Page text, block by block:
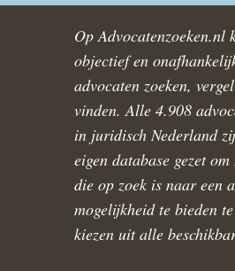
Op Advocatenzoeken.nl
objectief en
advocaten zoeken,
vinden. Alle 4.908
in juridisch Nederland
eigen database gezet
die op zoek is naar een
mogelijkheid te bieden
kiezen uit alle